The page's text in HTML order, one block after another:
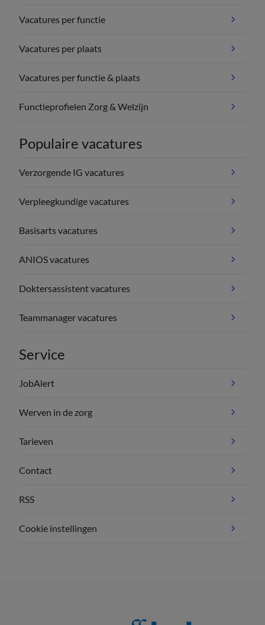
Vacatures per functie
Vacatures per plaats
Vacatures per functie & plaats
Functieprofielen Zorg & Welzijn
Populaire vacatures
Verzorgende IG vacatures
Verpleegkundige vacatures
Basisarts vacatures
ANIOS vacatures
Doktersassistent vacatures
Teammanager vacatures
Service
JobAlert
Werven in de zorg
Tarieven
Contact
RSS
Cookie instellingen